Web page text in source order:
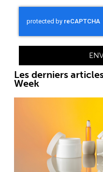
Les derniers
Week